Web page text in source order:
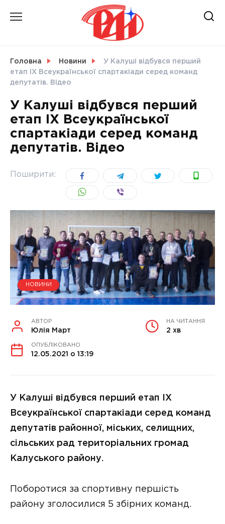
СВІТ
УКРАЇНА
Головна Новини
У Калуші відбувся перший
етап ІХ Всеукраїнської спартакіади серед команд
депутатів. Відео
У Калуші відбувся перший
етап ІХ Всеукраїнської
спартакіади серед команд
депутатів. Відео
Поширити:
НОВИНИ
АВТОР
Юлія Март
НА ЧИТАННЯ
2 хв
ОПУБЛІКОВАНО
12.05.2021 о 13:19
У Калуші відбувся перший етап ІХ
Всеукраїнської спартакіади серед команд
депутатів районної, міських, селищних,
сільських рад територіальних громад
Калуського району.
Поборотися за спортивну першість
району зголосилися 5 збірних команд.